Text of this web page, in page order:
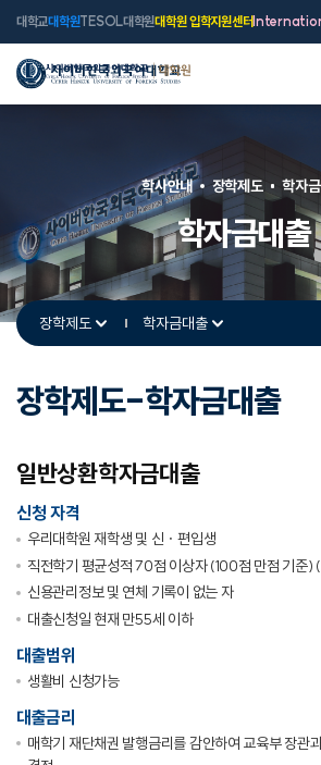
대학교대학원TESOL대학원대학원 입학지원센터
학자금대출
학사안내 장학제도 학자
장학제도 학자금대출
장학제도-학자금대출
일반상환학자금대출
신청 자격
우리대학원 재학생 및 신ㆍ편입생
직전학기 평균성적 70점 이상자 (100점 만점 기준)
신용관리정보 및 연체 기록이 없는 자
대출신청일 현재 만55세 이하
대출범위
생활비 신청가능
대출금리
매학기 재단채권 발행금리를 감안하여 교육부 장관